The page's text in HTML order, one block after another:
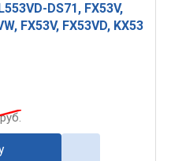
DS71, FX53V,
FX53V, FX53VD, KX53